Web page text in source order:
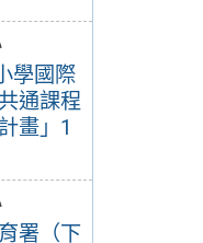
學國際
通課程
畫」1
署（下